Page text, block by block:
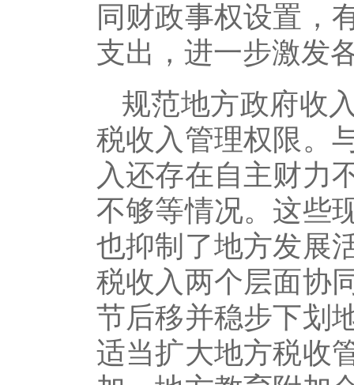
同财政事权设置，
支出，进一步激发
规范地方政府收
税收入管理权限。
入还存在自主财力
不够等情况。这些
也抑制了地方发展
税收入两个层面协
节后移并稳步下划
适当扩大地方税收